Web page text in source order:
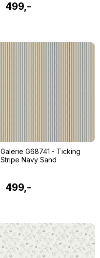
499,-
Galerie G68741 - Ticking
Stripe Navy Sand
499,-